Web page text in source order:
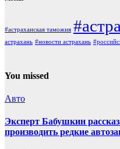
#астраханская таможня
астрахань #новости астрахань
You missed
Авто
Эксперт Бабушкин
производить редкие